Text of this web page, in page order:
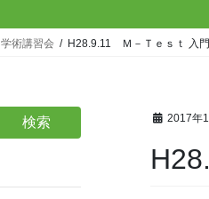
学術講習会 H28.9.11 Ｍ－Ｔｅｓｔ 入
2017年